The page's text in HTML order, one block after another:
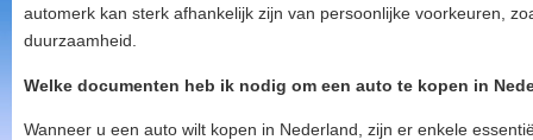
automerk kan sterk afhankelijk zijn van persoonlijke voorkeuren,
duurzaamheid.
Welke documenten heb ik nodig om een auto te kopen in
Wanneer u een auto wilt kopen in Nederland, zijn er enkele